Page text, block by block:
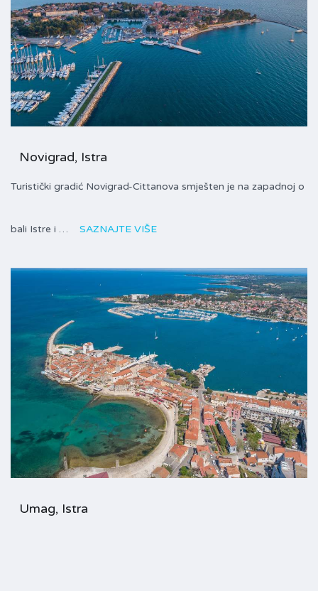
Novigrad, Istra
Turistički gradić Novigrad-Cittanova smješten je na zapadnoj o
bali Istre i … SAZNAJTE VIŠE
Umag, Istra